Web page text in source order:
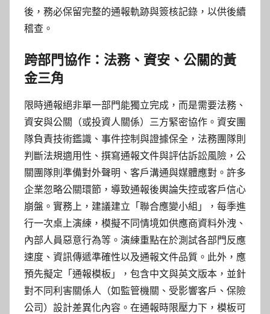
後，務必保留完整的通報軌跡與簽核記錄，以供後續
稽查。
跨部門協作：法務、資安、公關的黃
金三角
限時通報絕非單一部門能獨立完成，而是需要法務、
資安與公關（或投資人關係）三方緊密協作。資安團
隊負責技術鑑識、事件控制與證據保全，法務團隊則
判斷法規適用性、撰寫通報文件與評估訴訟風險，公
關團隊則準備對外聲明、客戶溝通與媒體應對。許多
企業忽略公關環節，導致通報後輿論失控或客戶信心
崩盤。實務上，建議建立「聯合應變小組」，每季進
行一次桌上演練，模擬不同情境如供應商資料外洩、
內部人員惡意行為等。演練重點在於測試各部門反應
速度、資訊傳遞準確性以及通報文件品質。此外，應
預先擬定「通報模板」，包含中文與英文版本，並針
對不同利害關係人（如監管機關、受影響客戶、保險
公司）設計差異化內容。在通報時限壓力下，模板可